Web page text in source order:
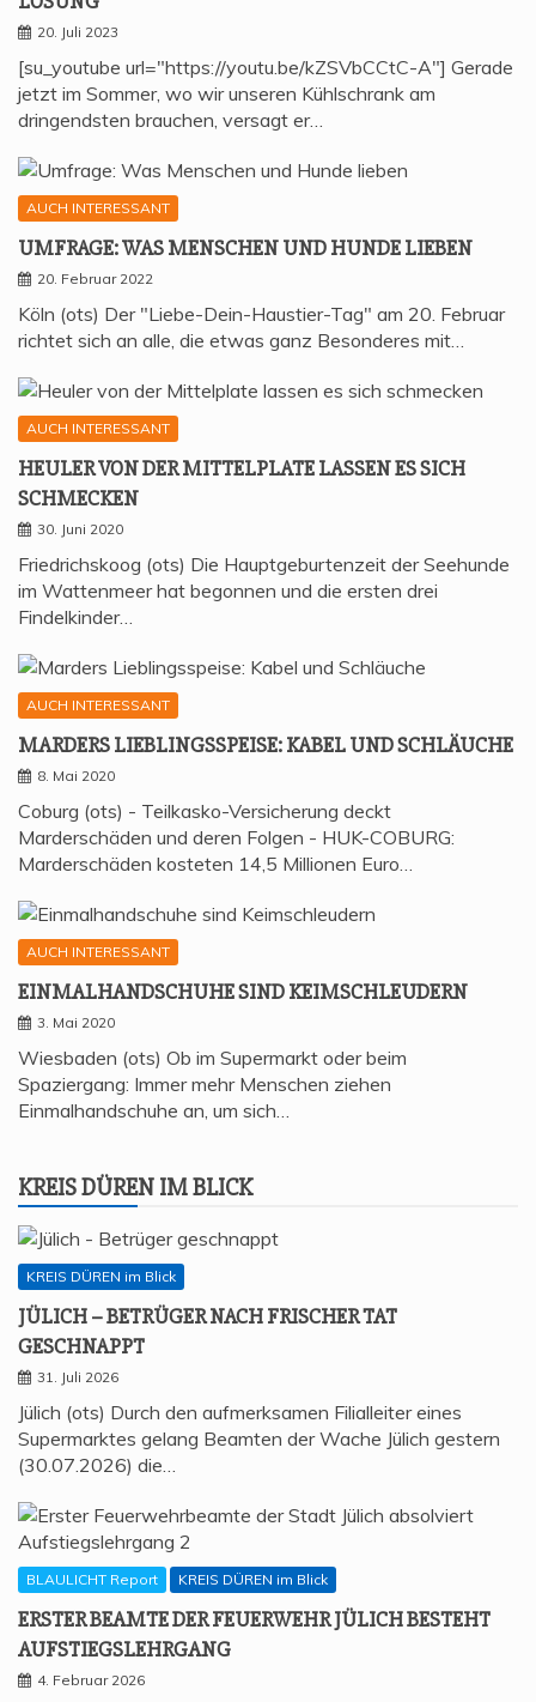
20. Juli 2023
[su_youtube url="https://youtu.be/kZSVbCCtC-A"] Gerade
jetzt im Sommer, wo wir unseren Kühlschrank am
dringendsten brauchen, versagt er…
AUCH INTERESSANT
UMFRA­GE: WAS MEN­SCHEN UND HUN­DE LIEBEN
20. Februar 2022
Köln (ots) Der "Liebe-Dein-Haustier-Tag" am 20. Februar
richtet sich an alle, die etwas ganz Besonderes mit…
AUCH INTERESSANT
HEU­LER VON DER MIT­TEL­P­LA­TE LAS­SEN ES SICH
SCHMECKEN
30. Juni 2020
Friedrichskoog (ots) Die Hauptgeburtenzeit der Seehunde
im Wattenmeer hat begonnen und die ersten drei
Findelkinder…
AUCH INTERESSANT
MAR­DERS LIEB­LINGS­SPEI­SE: KABEL UND SCHLÄUCHE
8. Mai 2020
Coburg (ots) - Teilkasko-Versicherung deckt
Marderschäden und deren Folgen - HUK-COBURG:
Marderschäden kosteten 14,5 Millionen Euro…
AUCH INTERESSANT
EIN­MAL­HAND­SCHU­HE SIND KEIMSCHLEUDERN
3. Mai 2020
Wiesbaden (ots) Ob im Supermarkt oder beim
Spaziergang: Immer mehr Menschen ziehen
Einmalhandschuhe an, um sich…
KREIS DÜREN IM BLICK
KREIS DÜREN im Blick
JÜLICH – BETRÜ­GER NACH FRI­SCHER TAT
GESCHNAPPT
31. Juli 2026
Jülich (ots) Durch den aufmerksamen Filialleiter eines
Supermarktes gelang Beamten der Wache Jülich gestern
(30.07.2026) die…
BLAULICHT Report KREIS DÜREN im Blick
ERS­TER BEAM­TE DER FEU­ER­WEHR JÜLICH BESTEHT
AUFSTIEGSLEHRGANG
4. Februar 2026